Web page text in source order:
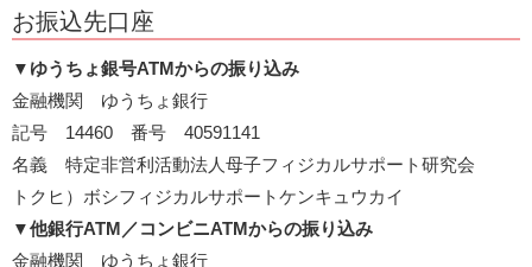
お振込先口座
▼ ゆうちょ銀号ATMからの振り込み
金融機関 ゆうちょ銀行
記号 14460 番号 40591141
名義 特定非営利活動法人母子フィジカルサポート研究会
トクヒ）ボシフィジカルサポートケンキュウカイ
▼他銀行ATM／コンビニATMからの振り込み
金融機関 ゆうちょ銀行